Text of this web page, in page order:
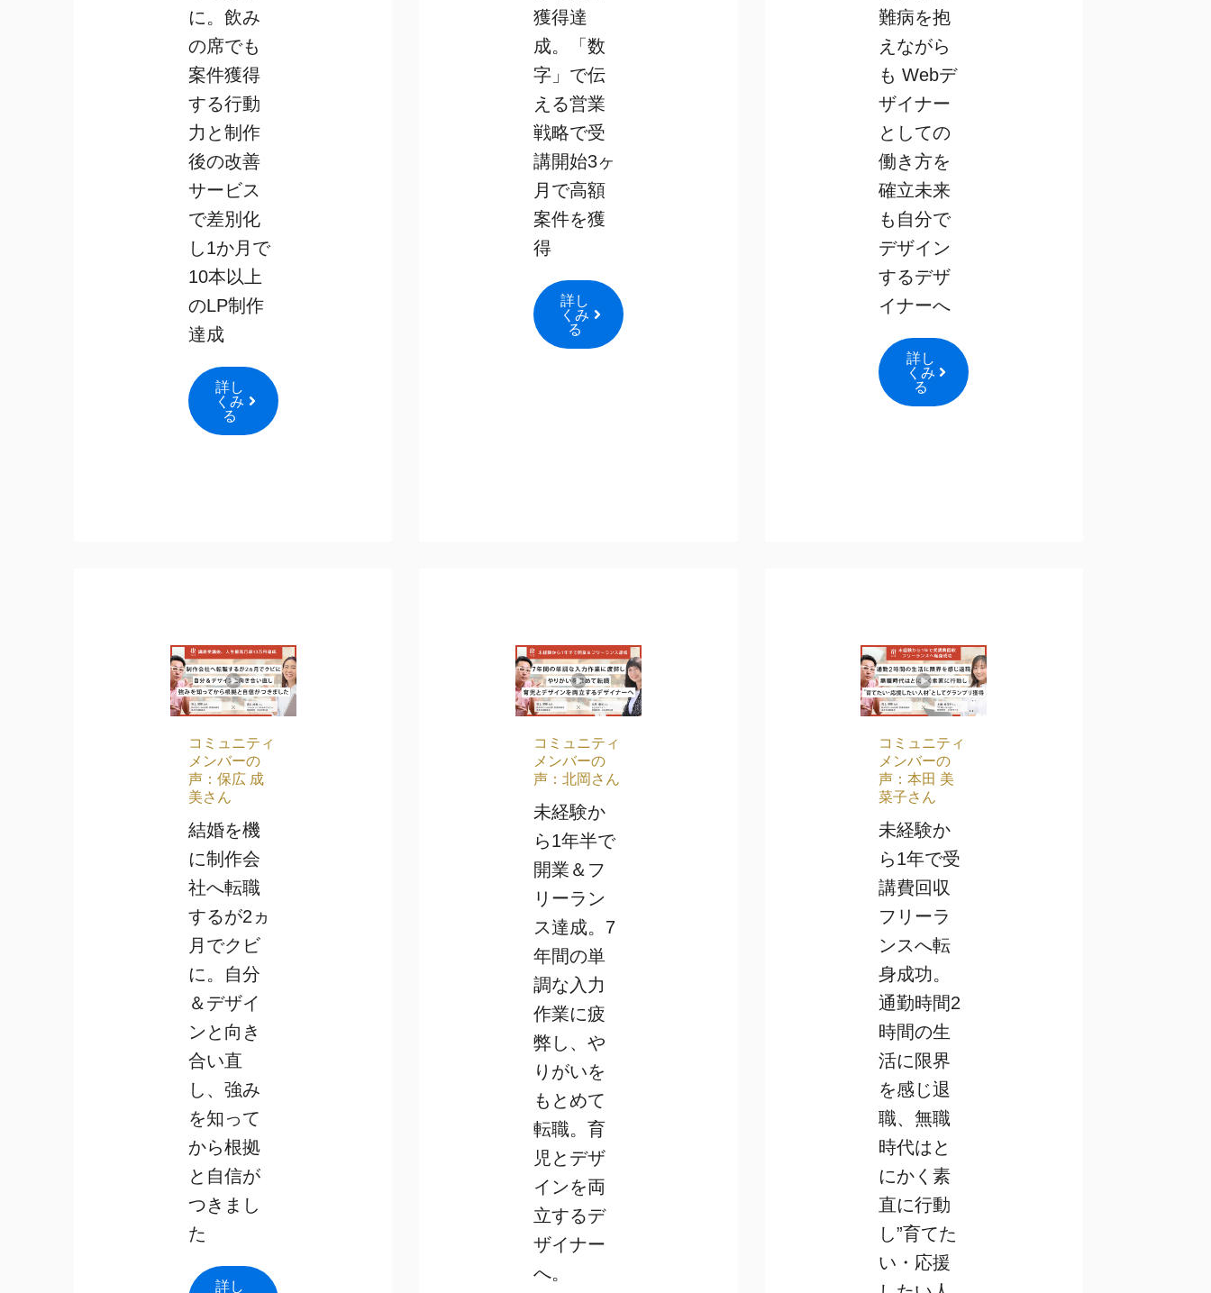
に。飲み
の席でも
案件獲得
する行動
力と制作
後の改善
サービス
で差別化
し1か月で
10本以上
のLP制作
達成
詳し
くみ
る
獲得達
成。「数
字」で伝
える営業
戦略で受
講開始3ヶ
月で高額
案件を獲
得
詳し
くみ
る
難病を抱
えながら
も Webデ
ザイナー
としての
働き方を
確立未来
も自分で
デザイン
するデザ
イナーへ
詳し
くみ
る
コミュニティ
メンバーの
声：保広 成
美さん
結婚を機
に制作会
社へ転職
するが2ヵ
月でクビ
に。自分
＆デザイ
ンと向き
合い直
し、強み
を知って
から根拠
と自信が
つきまし
た
詳し
コミュニティ
メンバーの
声：北岡さん
未経験か
ら1年半で
開業＆フ
リーラン
ス達成。7
年間の単
調な入力
作業に疲
弊し、や
りがいを
もとめて
転職。育
児とデザ
インを両
立するデ
ザイナー
へ。
コミュニティ
メンバーの
声：本田 美
菜子さん
未経験か
ら1年で受
講費回収
フリーラ
ンスへ転
身成功。
通勤時間2
時間の生
活に限界
を感じ退
職、無職
時代はと
にかく素
直に行動
し”育てた
い・応援